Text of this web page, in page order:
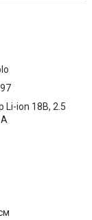
Li-ion 18В, 2.5